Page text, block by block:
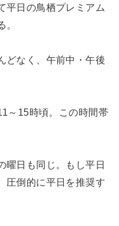
平日の鳥栖プレミアム
どなく、午前中・午後
～15時頃。この時間帯
曜日も同じ。もし平日
圧倒的に平日を推奨す